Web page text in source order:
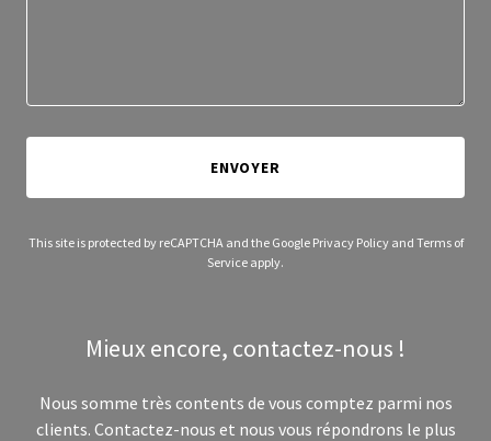
ENVOYER
This site is protected by reCAPTCHA and the Google Privacy Policyand Terms of
Service apply.
Mieux encore, contactez-nous !
Nous somme très contents de vous comptez parmi nos
clients. Contactez-nous et nous vous répondrons le plus